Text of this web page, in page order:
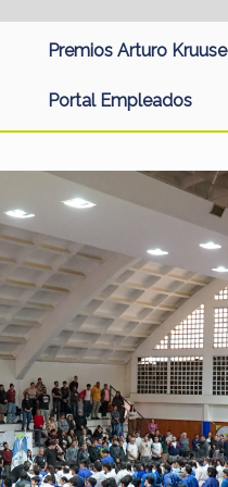
Premios Arturo Kruuse
Portal Empleados